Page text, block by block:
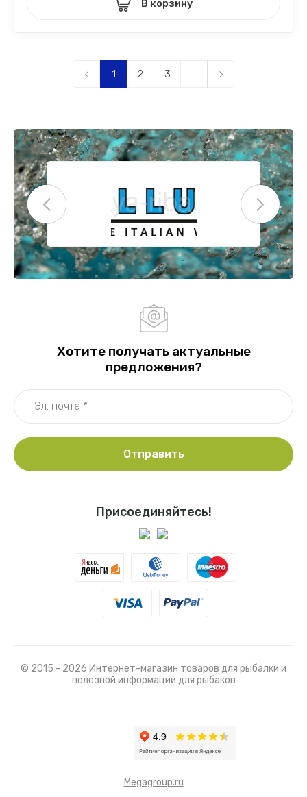
В корзину
1 2 3 ...
Присоединяйтесь!
Хотите получать актуальные
предложения?
Отправить
© 2015 - 2026 Интернет-магазин товаров для рыбалки и
полезной информации для рыбаков
Megagroup.ru